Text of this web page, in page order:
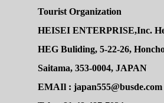
Tourist Organization
HEISEI ENTERPRISE,Inc.
HEG Buliding, 5-22-26,
Saitama, 353-0004, JAPAN
EMAIl : japan555@busde.com